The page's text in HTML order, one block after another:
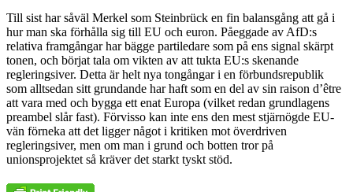
Till sist har såväl Merkel som Steinbrück en fin balansgång att gå i
hur man ska förhålla sig till EU och euron. Påeggade av AfD:s
relativa framgångar har bägge partiledare som på ens signal skärpt
tonen, och börjat tala om vikten av att tukta EU:s skenande
regleringsiver. Detta är helt nya tongångar i en förbundsrepublik
som alltsedan sitt grundande har haft som en del av sin raison d’être
att vara med och bygga ett enat Europa (vilket redan grundlagens
preambel slår fast). Förvisso kan inte ens den mest stjärnögde EU-
vän förneka att det ligger något i kritiken mot överdriven
regleringsiver, men om man i grund och botten tror på
unionsprojektet så kräver det starkt tyskt stöd.